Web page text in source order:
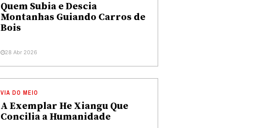
Quem Subia e Descia
Montanhas Guiando Carros de
Bois
28 Abr 2026
VIA DO MEIO
A Exemplar He Xiangu Que
Concilia a Humanidade